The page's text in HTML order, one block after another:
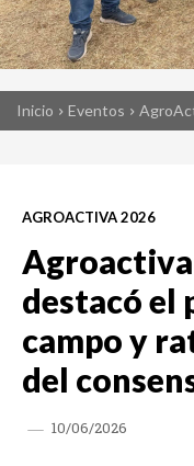
Inicio Eventos
AGROACTIVA 2026
destacó el
campo y
del
10/06/2026